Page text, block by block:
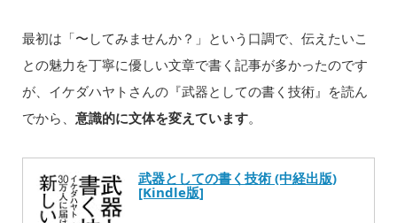
最初は「〜してみませんか？」という口調で、伝えたいこ
との魅力を丁寧に優しい文章で書く記事が多かったのです
が、イケダハヤトさんの『武器としての書く技術』を読ん
でから、 意識的に文体を変えています。
武器としての書く技術 (中経出版)
[Kindle版]